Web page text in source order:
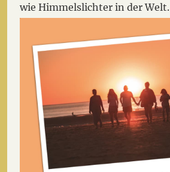
wie Himmelslichter in der Welt.